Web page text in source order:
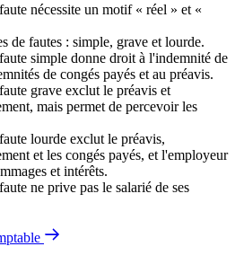
nécessite un motif « réel » et «
de fautes : simple, grave et lourde.
simple donne droit à l'indemnité de
de congés payés et au préavis.
grave exclut le préavis et
mais permet de percevoir les
lourde exclut le préavis,
et les congés payés, et l'employeur
et intérêts.
ne prive pas le salarié de ses